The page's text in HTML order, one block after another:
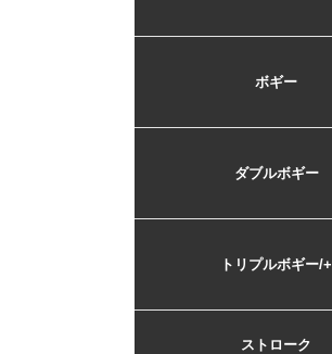
ボギー
ダブルボギー
トリプルボギー/+
ストローク